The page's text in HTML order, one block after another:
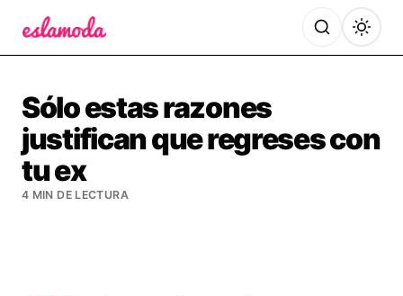
Sólo estas razones
justifican que regreses con
tu ex
4 MIN DE LECTURA